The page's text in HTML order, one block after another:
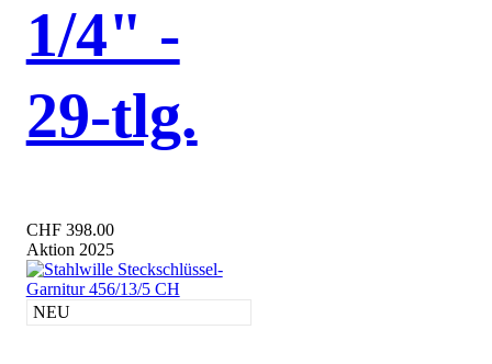
1/4" -
29-tlg.
CHF 398.00
Aktion 2025
NEU